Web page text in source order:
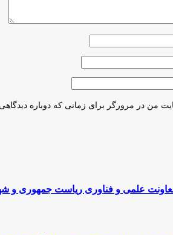
من در مرورگر برای زمانی که دوباره
علمی و فناوری ریاست جمهوری و